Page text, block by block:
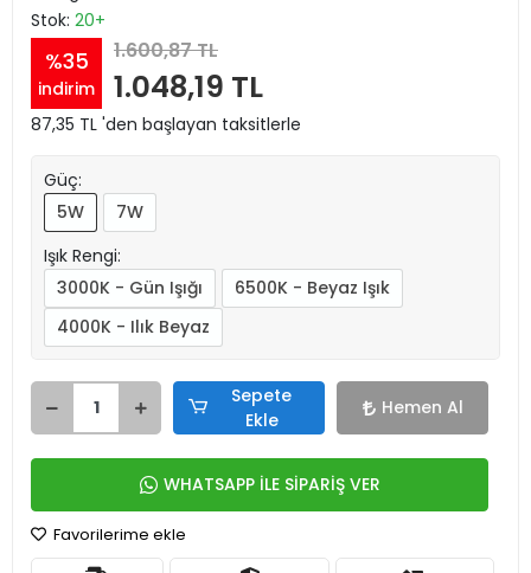
Stok: 20+
%35
indirim
1.600,87 TL
1.048,19 TL
87,35 TL 'den başlayan taksitlerle
Güç:
5W
7W
Işık Rengi:
3000K - Gün Işığı
6500K - Beyaz Işık
4000K - Ilık Beyaz
Sepete
Ekle
Hemen Al
WHATSAPP İLE SİPARİŞ VER
Favorilerime ekle